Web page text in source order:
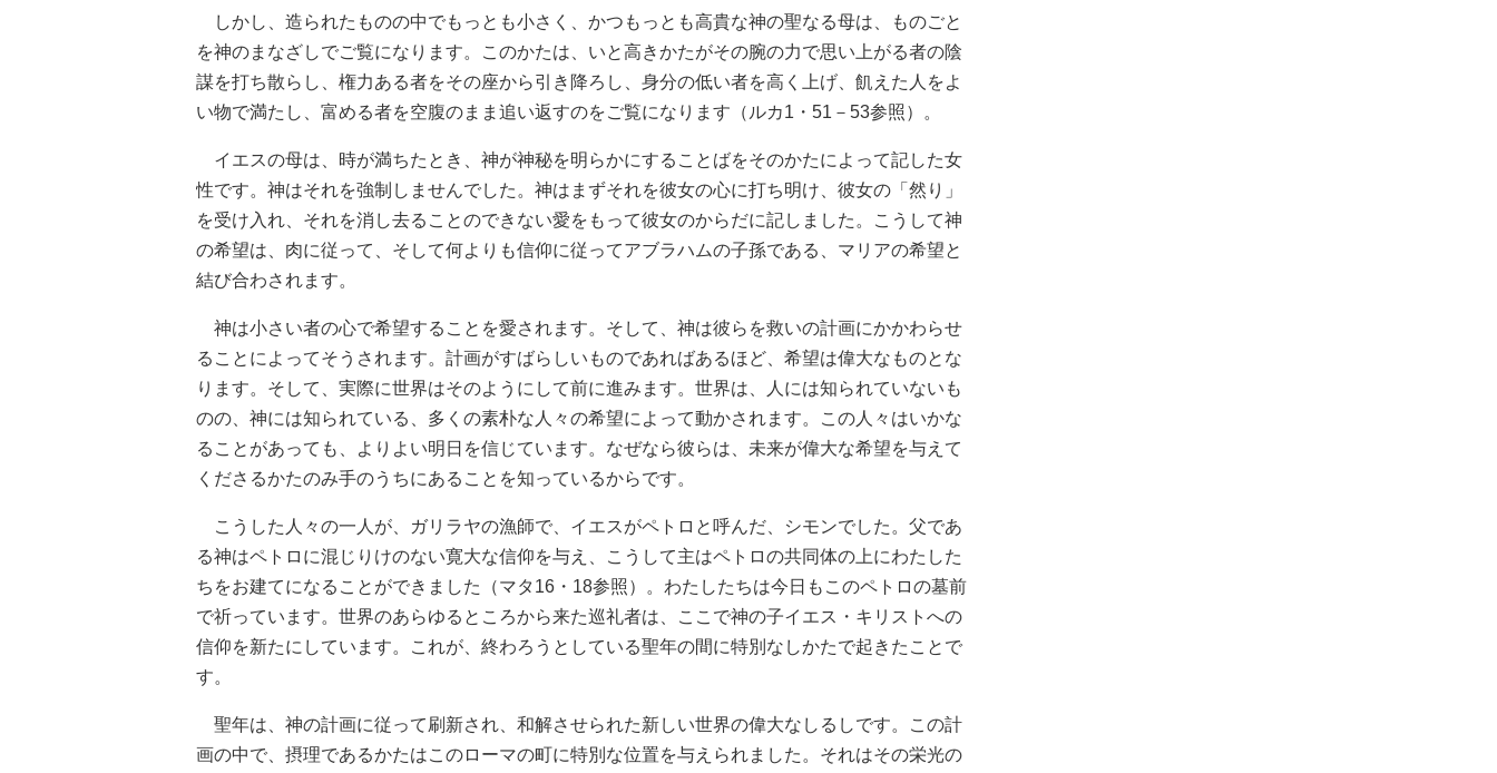
しかし、造られたものの中でもっとも小さく、かつもっとも高貴な神の聖なる母は、ものごと
を神のまなざしでご覧になります。このかたは、いと高きかたがその腕の力で思い上がる者の陰
謀を打ち散らし、権力ある者をその座から引き降ろし、身分の低い者を高く上げ、飢えた人をよ
い物で満たし、富める者を空腹のまま追い返すのをご覧になります（ルカ1・51－53参照）。
イエスの母は、時が満ちたとき、神が神秘を明らかにすることばをそのかたによって記した女
性です。神はそれを強制しませんでした。神はまずそれを彼女の心に打ち明け、彼女の「然り」
を受け入れ、それを消し去ることのできない愛をもって彼女のからだに記しました。こうして神
の希望は、肉に従って、そして何よりも信仰に従ってアブラハムの子孫である、マリアの希望と
結び合わされます。
神は小さい者の心で希望することを愛されます。そして、神は彼らを救いの計画にかかわらせ
ることによってそうされます。計画がすばらしいものであればあるほど、希望は偉大なものとな
ります。そして、実際に世界はそのようにして前に進みます。世界は、人には知られていないも
のの、神には知られている、多くの素朴な人々の希望によって動かされます。この人々はいかな
ることがあっても、よりよい明日を信じています。なぜなら彼らは、未来が偉大な希望を与えて
くださるかたのみ手のうちにあることを知っているからです。
こうした人々の一人が、ガリラヤの漁師で、イエスがペトロと呼んだ、シモンでした。父であ
る神はペトロに混じりけのない寛大な信仰を与え、こうして主はペトロの共同体の上にわたした
ちをお建てになることができました（マタ16・18参照）。わたしたちは今日もこのペトロの墓前
で祈っています。世界のあらゆるところから来た巡礼者は、ここで神の子イエス・キリストへの
信仰を新たにしています。これが、終わろうとしている聖年の間に特別なしかたで起きたことで
す。
聖年は、神の計画に従って刷新され、和解させられた新しい世界の偉大なしるしです。この計
画の中で、摂理であるかたはこのローマの町に特別な位置を与えられました。それはその栄光の